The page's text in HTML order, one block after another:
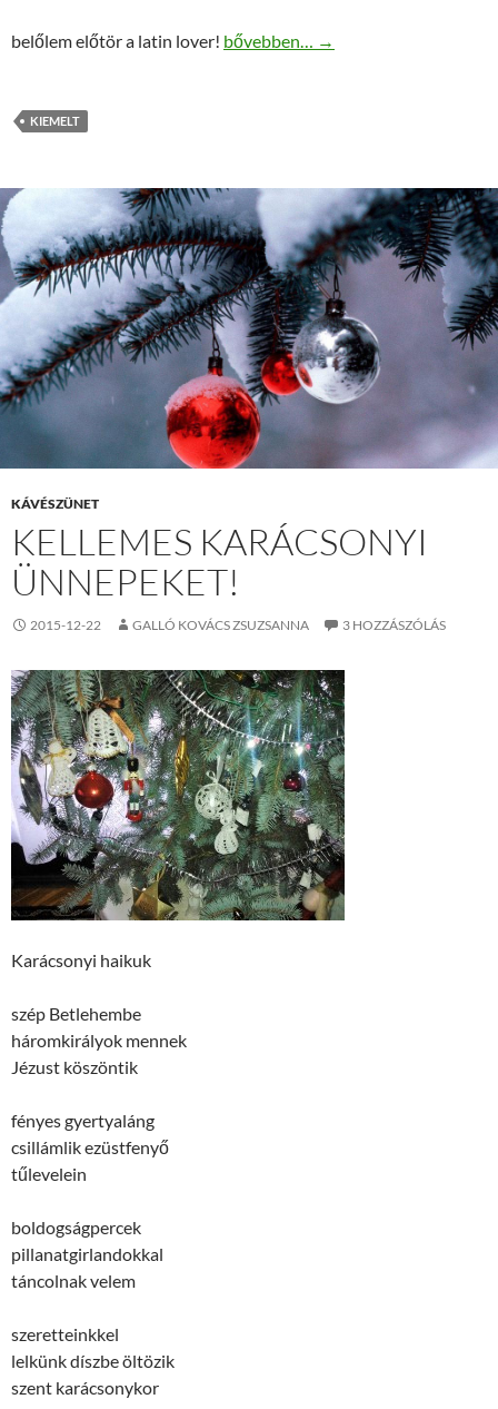
belőlem előtör a latin lover! Sütő Fanni: Posztapokaliptikus
bővebben… →
KIEMELT
KÁVÉSZÜNET
KELLEMES KARÁCSONYI
ÜNNEPEKET!
2015-12-22 GALLÓ KOVÁCS ZSUZSANNA 3 HOZZÁSZÓLÁS
Karácsonyi haikuk
szép Betlehembe
háromkirályok mennek
Jézust köszöntik
fényes gyertyaláng
csillámlik ezüstfenyő
tűlevelein
boldogságpercek
pillanatgirlandokkal
táncolnak velem
szeretteinkkel
lelkünk díszbe öltözik
szent karácsonykor